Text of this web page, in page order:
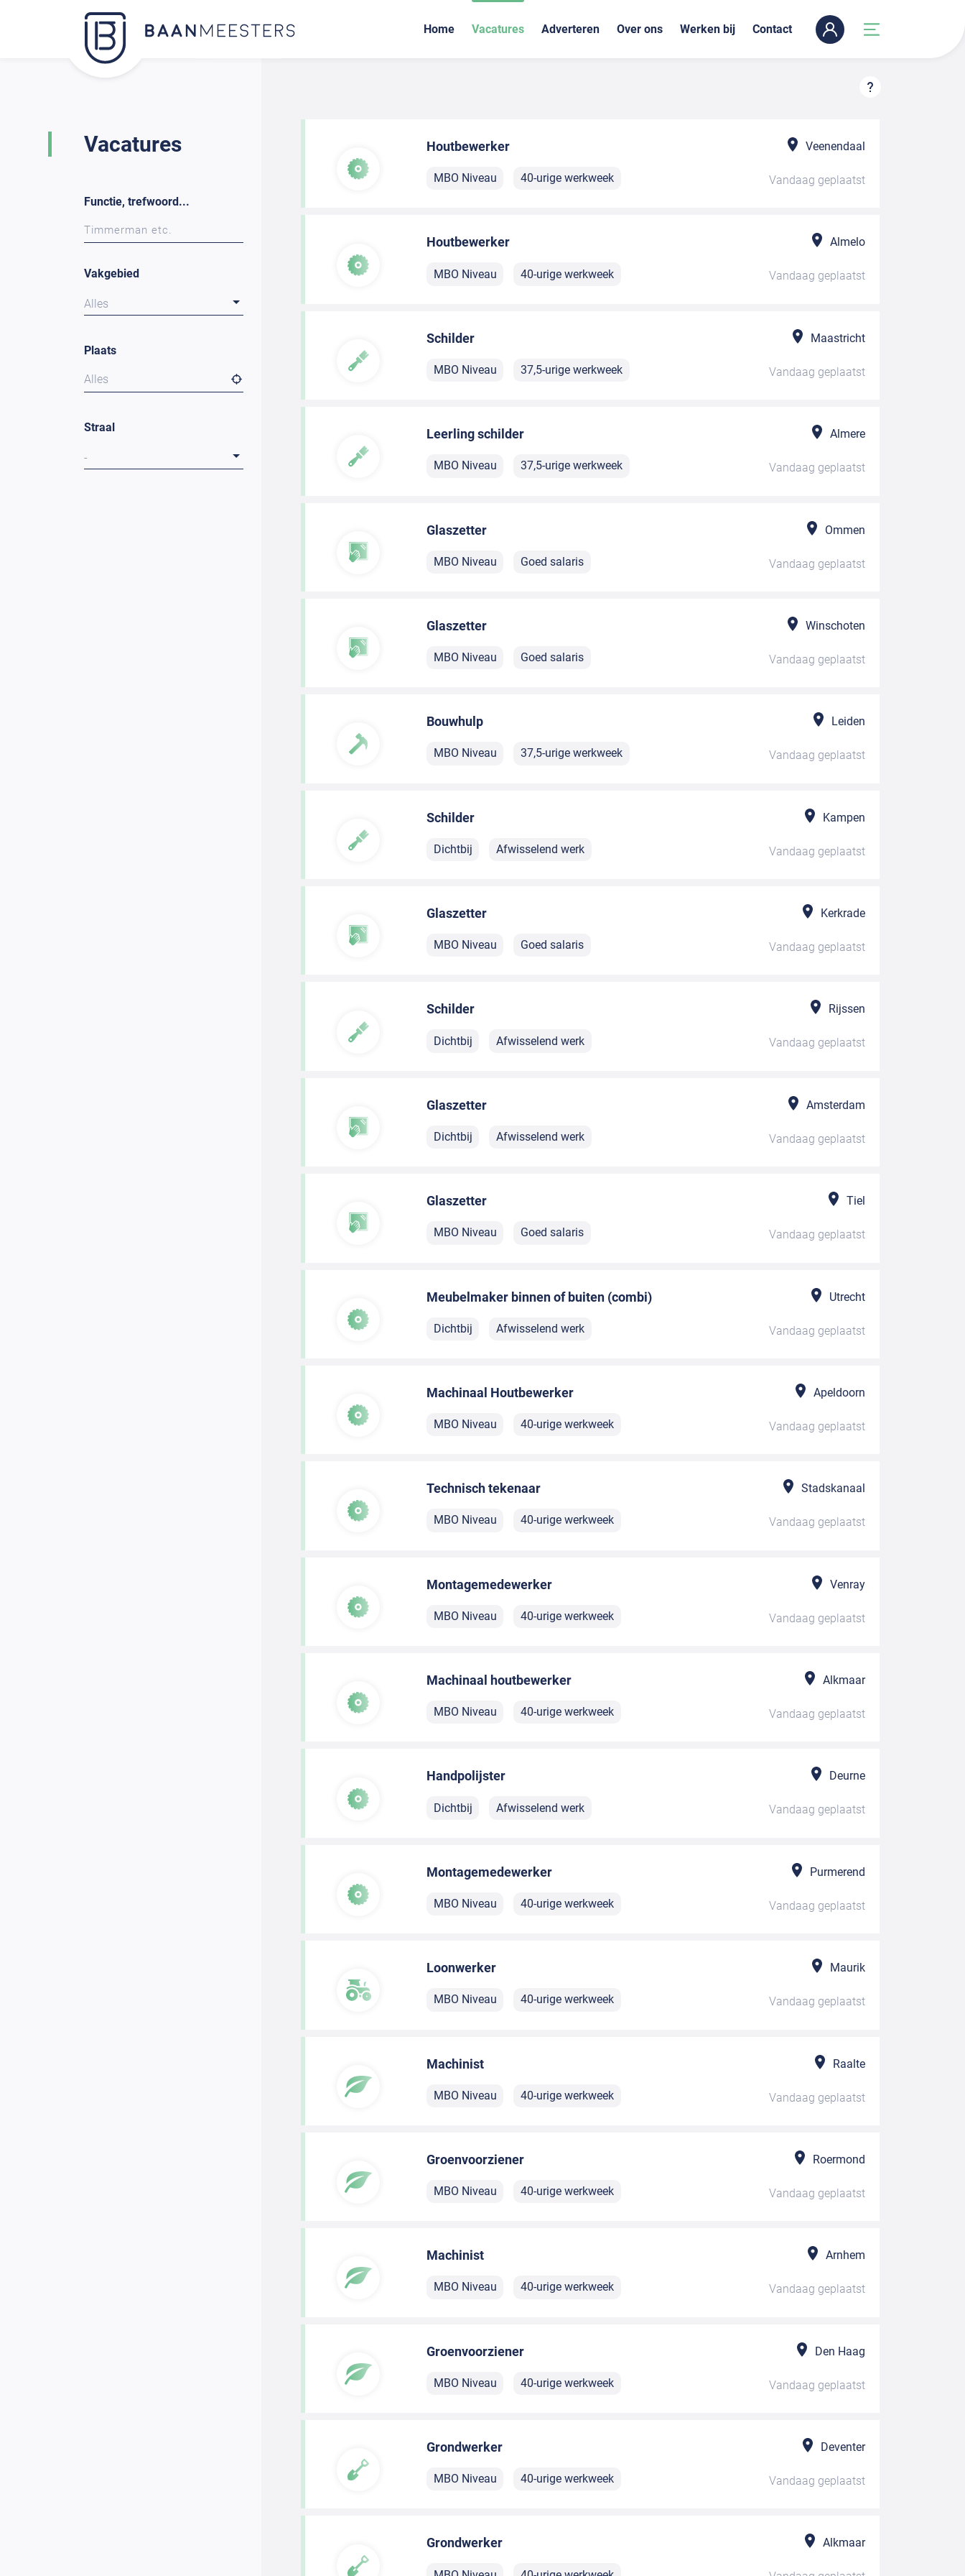
Home Vacatures Adverteren Over ons Werken bij Contact
Vacatures
Functie, trefwoord...
Vakgebied
Alles
Plaats
Alles
Straal
-
Houtbewerker Veenendaal
MBO Niveau 40-urige werkweek Vandaag geplaatst
Houtbewerker Almelo
MBO Niveau 40-urige werkweek Vandaag geplaatst
Schilder Maastricht
MBO Niveau 37,5-urige werkweek Vandaag geplaatst
Leerling schilder Almere
MBO Niveau 37,5-urige werkweek Vandaag geplaatst
Glaszetter Ommen
MBO Niveau Goed salaris Vandaag geplaatst
Glaszetter Winschoten
MBO Niveau Goed salaris Vandaag geplaatst
Bouwhulp Leiden
MBO Niveau 37,5-urige werkweek Vandaag geplaatst
Schilder Kampen
Dichtbij Afwisselend werk Vandaag geplaatst
Glaszetter Kerkrade
MBO Niveau Goed salaris Vandaag geplaatst
Schilder Rijssen
Dichtbij Afwisselend werk Vandaag geplaatst
Glaszetter Amsterdam
Dichtbij Afwisselend werk Vandaag geplaatst
Glaszetter Tiel
MBO Niveau Goed salaris Vandaag geplaatst
Meubelmaker binnen of buiten (combi) Utrecht
Dichtbij Afwisselend werk Vandaag geplaatst
Machinaal Houtbewerker Apeldoorn
MBO Niveau 40-urige werkweek Vandaag geplaatst
Technisch tekenaar Stadskanaal
MBO Niveau 40-urige werkweek Vandaag geplaatst
Montagemedewerker Venray
MBO Niveau 40-urige werkweek Vandaag geplaatst
Machinaal houtbewerker Alkmaar
MBO Niveau 40-urige werkweek Vandaag geplaatst
Handpolijster Deurne
Dichtbij Afwisselend werk Vandaag geplaatst
Montagemedewerker Purmerend
MBO Niveau 40-urige werkweek Vandaag geplaatst
Loonwerker Maurik
MBO Niveau 40-urige werkweek Vandaag geplaatst
Machinist Raalte
MBO Niveau 40-urige werkweek Vandaag geplaatst
Groenvoorziener Roermond
MBO Niveau 40-urige werkweek Vandaag geplaatst
Machinist Arnhem
MBO Niveau 40-urige werkweek Vandaag geplaatst
Groenvoorziener Den Haag
MBO Niveau 40-urige werkweek Vandaag geplaatst
Grondwerker Deventer
MBO Niveau 40-urige werkweek Vandaag geplaatst
Grondwerker Alkmaar